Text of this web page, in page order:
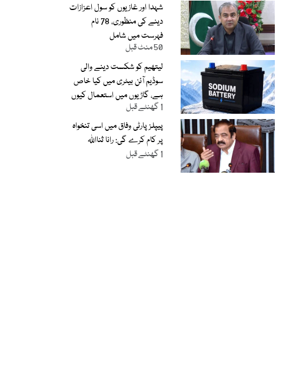
شہدا اور غازیوں کو سول اعزازات
دینے کی منظوری، 78 نام
فہرست میں شامل
50 منٹ قبل
لیتھیم کو شکست دینے والی
سوڈیم آئن بیٹری میں کیا خاص
ہے، گاڑیوں میں استعمال کیوں
نہیں کر سکتے1 گھنٹے قبل
پیپلز پارٹی وفاق میں اسی تنخواہ
پر کام کرے گی: رانا ثنااللہ
1 گھنٹے قبل